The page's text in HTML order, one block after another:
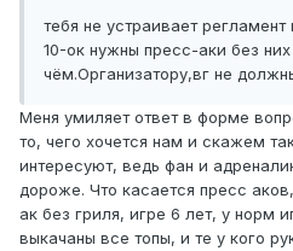
тебя не устраивает
10-ок нужны пресс-аки без них
чём.Организатору,вг не
Меня умиляет ответ в форме
то, чего хочется нам и скажем
интересуют, ведь фан и
дороже. Что касается пресс
ак без гриля, игре 6 лет, у норм
выкачаны все топы, и те у кого